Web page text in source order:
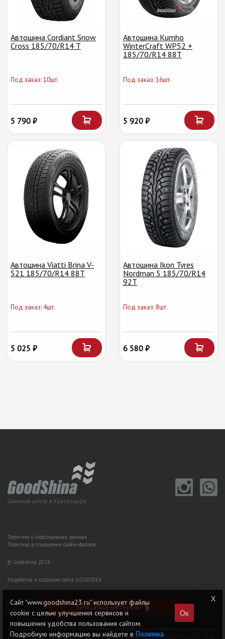
Автошина Cordiant Snow
Cross 185/70/R14 T
Под заказ: 10шт.
5 790 ₽
Автошина Kumho
WinterCraft WP52 +
185/70/R14 88T
Под заказ: 16шт.
5 920 ₽
Автошина Viatti Brina V-
521 185/70/R14 88T
Под заказ: 4шт.
5 025 ₽
Автошина Ikon Tyres
Nordman 5 185/70/R14
92T
Под заказ: 8шт.
6 580 ₽
Шинный центр в Краснодаре
Политика о персональных данных
Политика в отношении cookie-файлов
© Goodshina 2026
Разработка и создание сайта GOODIDEA
Записаться на сервис
Данный интернет-сайт носит исключительно информационный характер и ни при каких
условиях не является публичной офертой, определяемой положениями статьи 437 (2) ГK
Сайт "www.goodshina23.ru" использует файлы
cookie с целью улучшения сервисов и
повышения удобства пользования сайтом.
Подробную информацию вы найдете вПолитика
Ок